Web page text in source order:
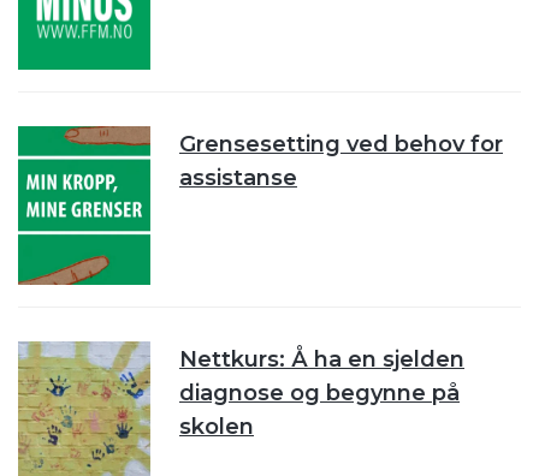
Grensesetting ved behov for
assistanse
Nettkurs: Å ha en sjelden
diagnose og begynne på
skolen